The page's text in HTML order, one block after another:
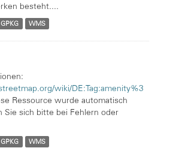
besteht....
GPKG WMS
wiki/DE:Tag:amenity%3
Ressource wurde automatisch
Sie sich bitte bei Fehlern oder
GPKG WMS